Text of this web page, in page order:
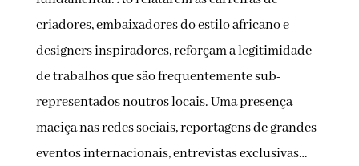
criadores, embaixadores do estilo africano e
designers inspiradores, reforçam a legitimidade
de trabalhos que são frequentemente sub-
representados noutros locais. Uma presença
maciça nas redes sociais, reportagens de grandes
eventos internacionais, entrevistas exclusivas…